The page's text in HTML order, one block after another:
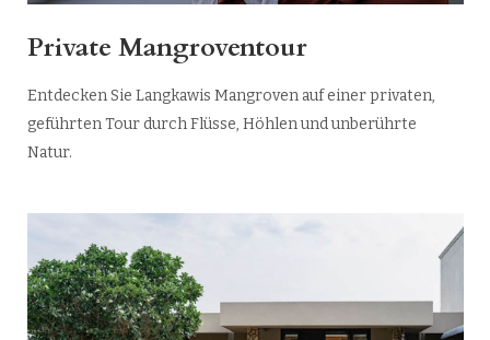
Private Mangroventour
Entdecken Sie Langkawis Mangroven auf einer privaten,
geführten Tour durch Flüsse, Höhlen und unberührte
Natur.